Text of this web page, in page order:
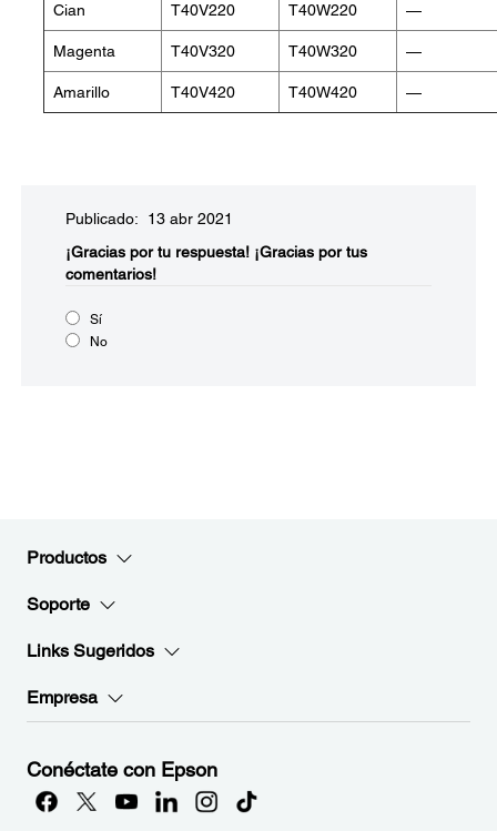
Cian T40V220 T40W220 —
Magenta T40V320 T40W320 —
Amarillo T40V420 T40W420 —
Publicado: 13 abr 2021
¡Gracias por tu respuesta! ¡Gracias por tus
comentarios!
Sí
No
Productos
Soporte
Links Sugeridos
Empresa
Conéctate con Epson